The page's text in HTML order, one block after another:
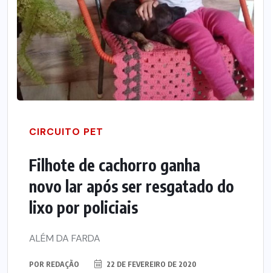
CIRCUITO PET
Filhote de cachorro ganha
novo lar após ser resgatado do
lixo por policiais
ALÉM DA FARDA
POR REDAÇÃO 22 DE FEVEREIRO DE 2020